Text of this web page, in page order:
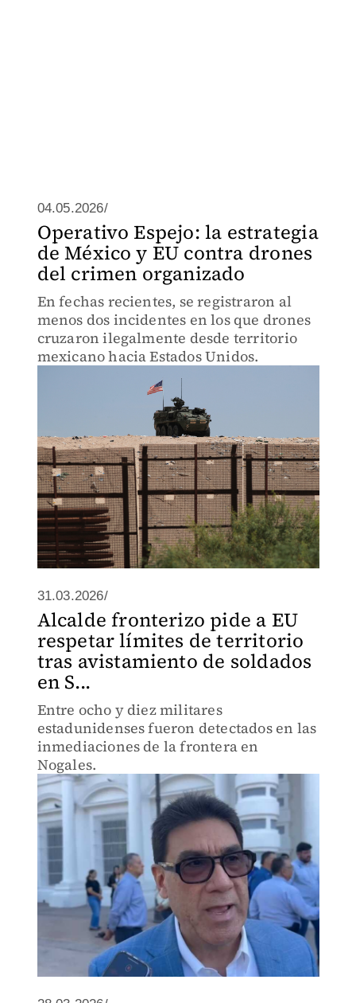
04.05.2026/
Operativo Espejo: la estrategia
de México y EU contra drones
del crimen organizado
En fechas recientes, se registraron al
menos dos incidentes en los que drones
cruzaron ilegalmente desde territorio
mexicano hacia Estados Unidos.
31.03.2026/
Alcalde fronterizo pide a EU
respetar límites de territorio
tras avistamiento de soldados
en S...
Entre ocho y diez militares
estadunidenses fueron detectados en las
inmediaciones de la frontera en
Nogales.